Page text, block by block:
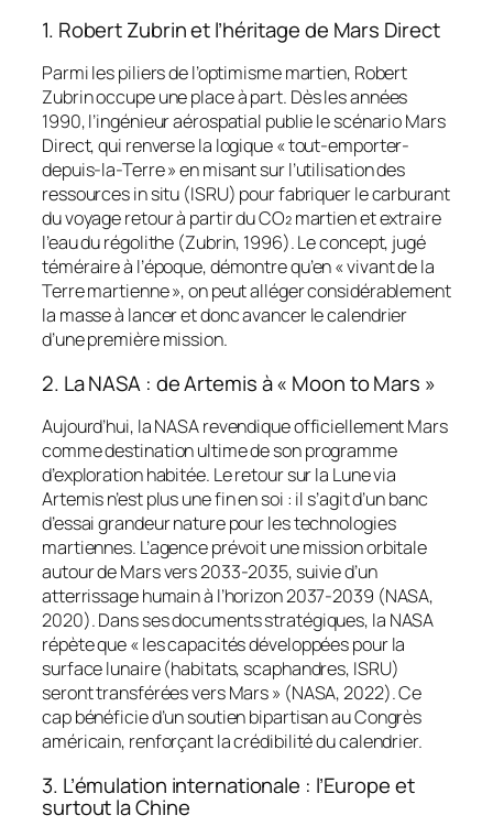
1. Robert Zubrin et l’héritage de Mars Direct
Parmi les piliers de l’optimisme martien, Robert
Zubrin occupe une place à part. Dès les années
1990, l’ingénieur aérospatial publie le scénarioMars
Direct, qui renverse la logique « tout-emporter-
depuis-la-Terre » en misant sur l’utilisation des
ressources in situ (ISRU) pour fabriquer le carburant
du voyage retour à partir du CO₂ martien et extraire
l’eau du régolithe (Zubrin, 1996). Le concept, jugé
téméraire à l’époque, démontre qu’en « vivant de la
Terre martienne », on peut alléger considérablement
la masse à lancer et donc avancer le calendrier
d’une première mission.
2. La NASA : de Artemis à « Moon to Mars »
Aujourd’hui, la NASA revendique officiellement Mars
comme destination ultime de son programme
d’exploration habitée. Le retour sur la Lune via
Artemisn’est plus une fin en soi : il s’agit d’un banc
d’essai grandeur nature pour les technologies
martiennes. L’agence prévoit une mission orbitale
autour de Mars vers 2033-2035, suivie d’un
atterrissage humain à l’horizon 2037-2039 (NASA,
2020). Dans ses documents stratégiques, la NASA
répète que « les capacités développées pour la
surface lunaire (habitats, scaphandres, ISRU)
seront transférées vers Mars » (NASA, 2022). Ce
cap bénéficie d’un soutien bipartisan au Congrès
américain, renforçant la crédibilité du calendrier.
3. L’émulation internationale : l’Europe et
surtout la Chine